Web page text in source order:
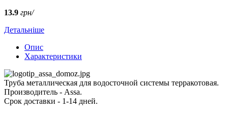
13.9 грн/
Детальніше
Опис
Характеристики
Труба металлическая для водосточной системы терракотовая.
Производитель - Assa.
Срок доставки - 1-14 дней.